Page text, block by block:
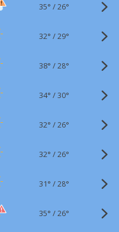
35° /26°
32° /29°
38° /28°
34° /30°
32° /26°
32° /26°
31° /28°
35° /26°